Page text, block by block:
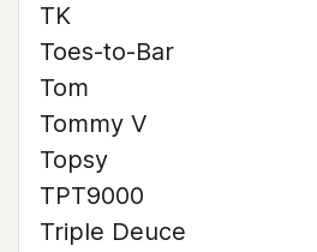
TK
Toes-to-Bar
Tom
Tommy V
Topsy
TPT9000
Triple Deuce